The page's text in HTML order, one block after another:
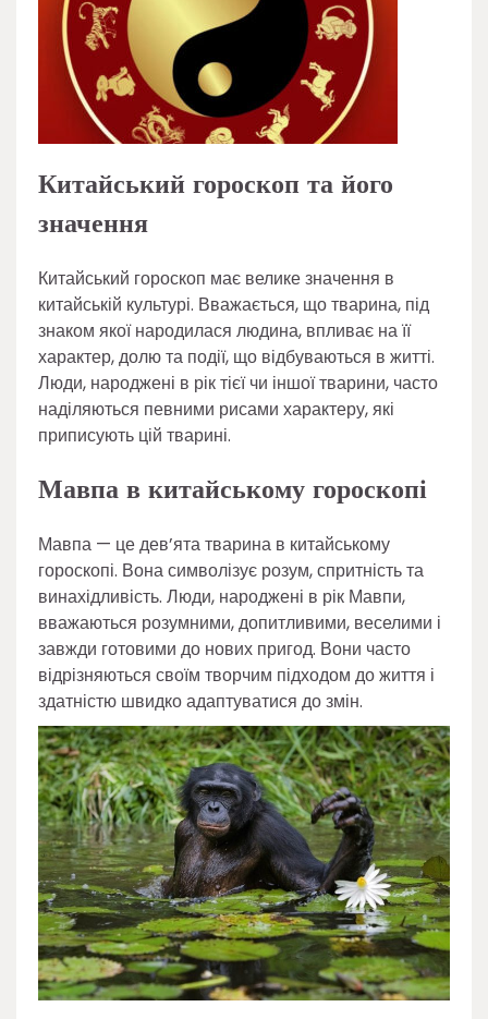
Китайський гороскоп та його
значення
Китайський гороскоп має велике значення в
китайській культурі. Вважається, що тварина, під
знаком якої народилася людина, впливає на її
характер, долю та події, що відбуваються в житті.
Люди, народжені в рік тієї чи іншої тварини, часто
наділяються певними рисами характеру, які
приписують цій тварині.
Мавпа в китайському гороскопі
Мавпа — це дев’ята тварина в китайському
гороскопі. Вона символізує розум, спритність та
винахідливість. Люди, народжені в рік Мавпи,
вважаються розумними, допитливими, веселими і
завжди готовими до нових пригод. Вони часто
відрізняються своїм творчим підходом до життя і
здатністю швидко адаптуватися до змін.